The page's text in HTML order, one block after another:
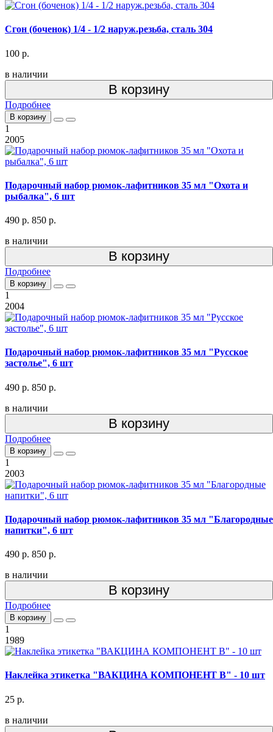
Сгон (боченок) 1/4 - 1/2 наруж.резьба, сталь 304
100 р.
в наличии
В корзину
Подробнее
В корзину
1
2005
Подарочный набор рюмок-лафитников 35 мл "Охота и
рыбалка", 6 шт
490 р. 850 р.
в наличии
В корзину
Подробнее
В корзину
1
2004
Подарочный набор рюмок-лафитников 35 мл "Русское
застолье", 6 шт
490 р. 850 р.
в наличии
В корзину
Подробнее
В корзину
1
2003
Подарочный набор рюмок-лафитников 35 мл "Благородные
напитки", 6 шт
490 р. 850 р.
в наличии
В корзину
Подробнее
В корзину
1
1989
Наклейка этикетка "ВАКЦИНА КОМПОНЕНТ В" - 10 шт
25 р.
в наличии